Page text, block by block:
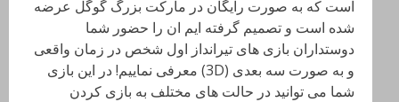
است که به صورت رایگان در مارکت بزرگ گوگل عرضه
شده است و تصمیم گرفته ایم ان را حضور شما
دوستداران بازی های تیرانداز اول شخص در زمان واقعی
و به صورت سه بعدی (3D) معرفی نماییم! در این بازی
شما می توانید در حالت های مختلف به بازی کردن